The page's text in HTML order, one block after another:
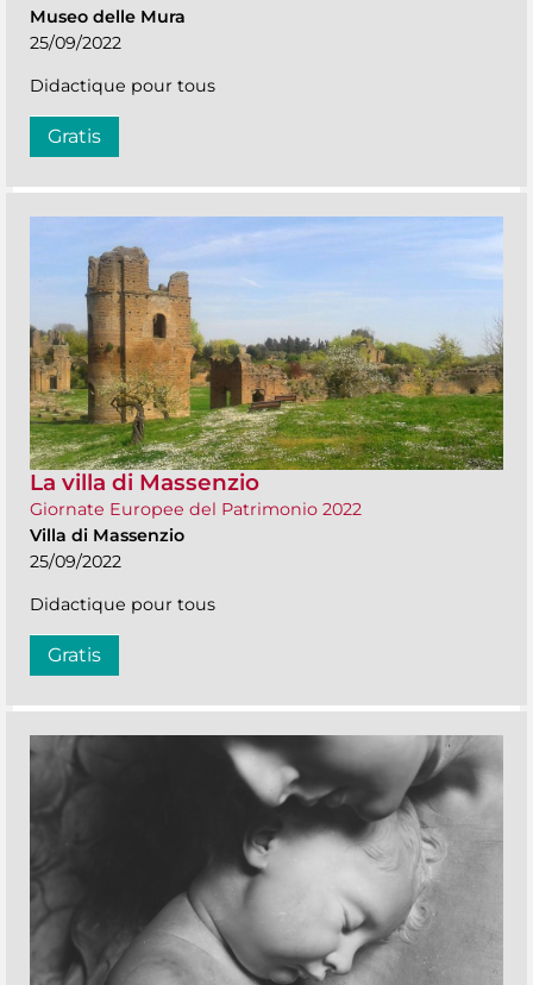
Museo delle Mura
25/09/2022
Didactique pour tous
Gratis
La villa di Massenzio
Giornate Europee del Patrimonio 2022
Villa di Massenzio
25/09/2022
Didactique pour tous
Gratis